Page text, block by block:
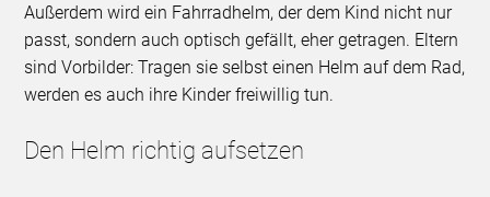
Außerdem wird ein Fahrradhelm, der dem Kind nicht nur
passt, sondern auch optisch gefällt, eher getragen. Eltern
sind Vorbilder: Tragen sie selbst einen Helm auf dem Rad,
werden es auch ihre Kinder freiwillig tun.
Den Helm richtig aufsetzen